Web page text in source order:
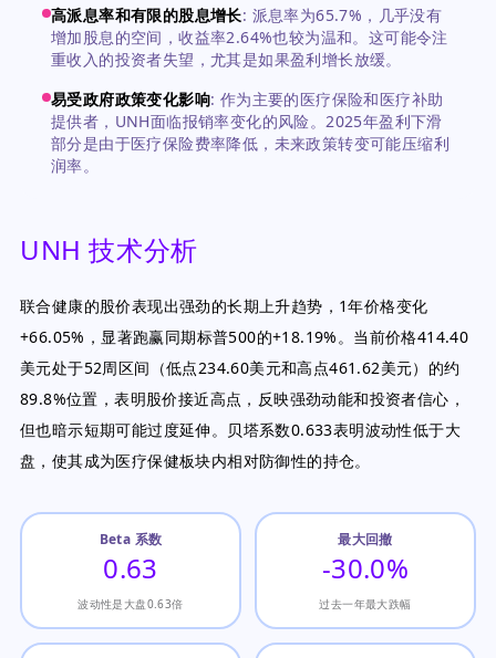
高派息率和有限的股息增长: 派息率为65.7%，几乎没有
增加股息的空间，收益率2.64%也较为温和。这可能令注
重收入的投资者失望，尤其是如果盈利增长放缓。
易受政府政策变化影响: 作为主要的医疗保险和医疗补助
提供者，UNH面临报销率变化的风险。2025年盈利下滑
部分是由于医疗保险费率降低，未来政策转变可能压缩利
润率。
UNH 技术分析
联合健康的股价表现出强劲的长期上升趋势，1年价格变化
+66.05%，显著跑赢同期标普500的+18.19%。当前价格414.40
美元处于52周区间（低点234.60美元和高点461.62美元）的约
89.8%位置，表明股价接近高点，反映强劲动能和投资者信心，
但也暗示短期可能过度延伸。贝塔系数0.633表明波动性低于大
盘，使其成为医疗保健板块内相对防御性的持仓。
Beta 系数
0.63
波动性是大盘0.63倍
最大回撤
-30.0%
过去一年最大跌幅